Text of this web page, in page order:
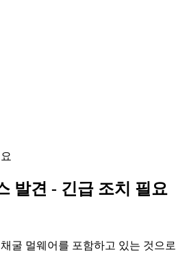
발견 - 긴급 조치 필요
굴 멀웨어를 포함하고 있는 것